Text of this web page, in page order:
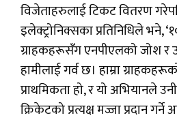
विजेताहरुलाई टिकट वितरण
इलेक्ट्रोनिक्सका प्रतिनिधिले भने,
ग्राहकहरूसँग एनपीएलको जोश र
हामीलाई गर्व छ। हाम्रा
प्राथमिकता हो, र यो अभियानले
क्रिकेटको प्रत्यक्ष मज्जा प्रदान गर्ने